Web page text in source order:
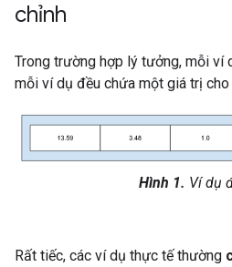
chỉnh
Trong trường hợp lý tưởng, mỗi ví
mỗi ví dụ đều chứa một giá trị cho
Hình 1. Ví dụ
Rất tiếc, các ví dụ thực tế thường